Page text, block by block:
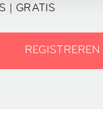
| GRATIS
REGISTREREN